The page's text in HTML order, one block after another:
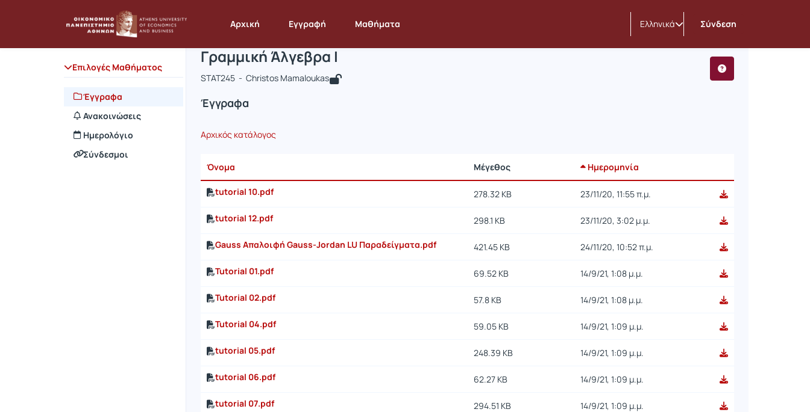
Αρχική Εγγραφή Μαθήματα Ελληνικά Σύνδεση
Επιλογές Μαθήματος
Έγγραφα
Ανακοινώσεις
Ημερολόγιο
Σύνδεσμοι
Αρχική Σελίδα Γραμμική Άλγεβρα Ι Έγγραφα
Μάθημα : Γραμμική Άλγεβρα Ι
Κωδικός : STAT245
Γραμμική Άλγεβρα Ι
STAT245 - Christos Mamaloukas
Έγγραφα
Αρχικός κατάλογος
Όνομα Μέγεθος Ημερομηνία
tutorial 10.pdf 278.32 KB 23/11/20, 11:55 π.μ.
tutorial 12.pdf 298.1 KB 23/11/20, 3:02 μ.μ.
Gauss Απαλοιφή Gauss-Jordan LU Παραδείγματα.pdf 421.45 KB 24/11/20, 10:52 π.μ.
Tutorial 01.pdf 69.52 KB 14/9/21, 1:08 μ.μ.
Tutorial 02.pdf 57.8 KB 14/9/21, 1:08 μ.μ.
Tutorial 04.pdf 59.05 KB 14/9/21, 1:09 μ.μ.
tutorial 05.pdf 248.39 KB 14/9/21, 1:09 μ.μ.
tutorial 06.pdf 62.27 KB 14/9/21, 1:09 μ.μ.
tutorial 07.pdf 294.51 KB 14/9/21, 1:09 μ.μ.